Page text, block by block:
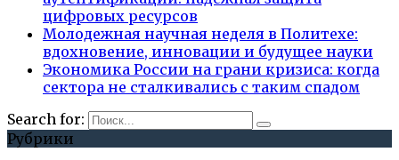
цифровых ресурсов
Молодежная научная неделя в Политехе:
вдохновение, инновации и будущее науки
Экономика России на грани кризиса: когда
сектора не сталкивались с таким спадом
Search for:
Рубрики